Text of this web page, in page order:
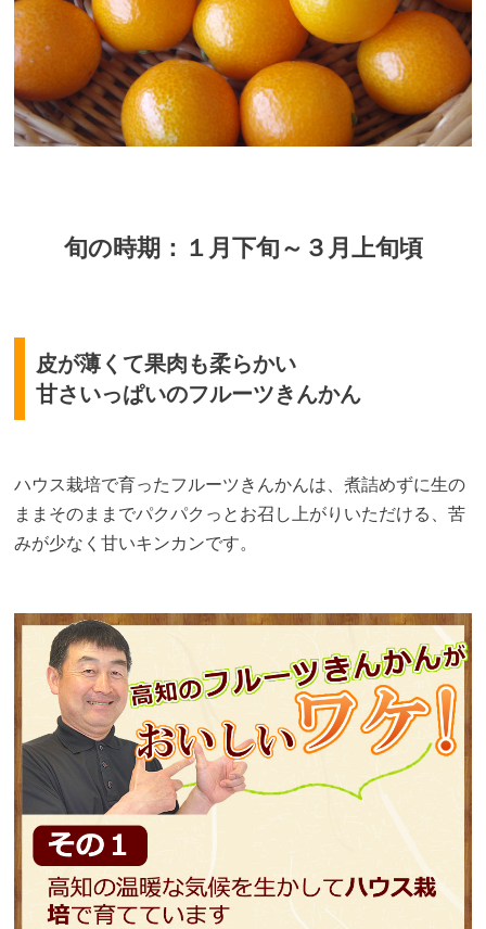
旬の時期：１月下旬～３月上旬頃
皮が薄くて果肉も柔らかい
甘さいっぱいのフルーツきんかん
ハウス栽培で育ったフルーツきんかんは、煮詰めずに生の
ままそのままでパクパクっとお召し上がりいただける、苦
みが少なく甘いキンカンです。